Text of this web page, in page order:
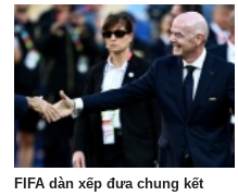
FIFA dàn xếp đưa chung kết